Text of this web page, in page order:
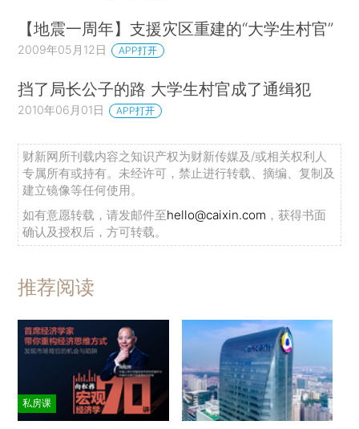
【地震一周年】支援灾区重建的“大学生村官”
2009年05月12日 APP打开
挡了局长公子的路 大学生村官成了通缉犯
2010年06月01日 APP打开
财新网所刊载内容之知识产权为财新传媒及/或相关权利人
专属所有或持有。未经许可，禁止进行转载、摘编、复制及
建立镜像等任何使用。
如有意愿转载，请发邮件至hello@caixin.com ，获得书面
确认及授权后，方可转载。
推荐阅读
私房课